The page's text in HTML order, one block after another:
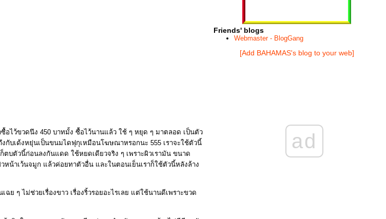
ซื้อไว้ขวดนึง 450 บาทมั้ง ซื้อไว้นานแล้ว ใช้ ๆ หยุด ๆ มาตลอด เป็นตัว
บเด้งหยุ่นเป็นขนมไดฟุกุเหมือนโฆษณาหรอกนะ 555 เราจะใช้ตัวนี้
ตบตัวนี้ก่อนลงกันแดด ใช้หยดเดียวจริง ๆ เพราะผิวเรามัน ขนาด
หน้าเว้นจมูก แล้วค่อยทาตัวอื่น และในตอนเย็นเราก็ใช้ตัวนี้หลังล้าง
ฉย ๆ ไม่ช่วยเรื่องขาว เรื่องริ้วรอยอะไรเลย แต่ใช้นานดีเพราะขวด
Friends' blogs
Webmaster - BlogGang
[Add BAHAMAS's blog to your web]
ad